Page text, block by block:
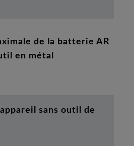
de la batterie AR
en métal
sans outil de